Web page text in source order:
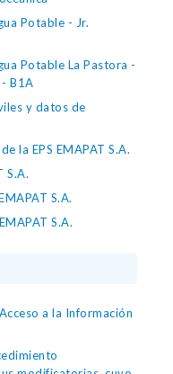
Potable - Jr.
Potable La Pastora -
- B1A
y datos de
la EPS EMAPAT S.A.
S.A.
S.A.
S.A.
a la Información